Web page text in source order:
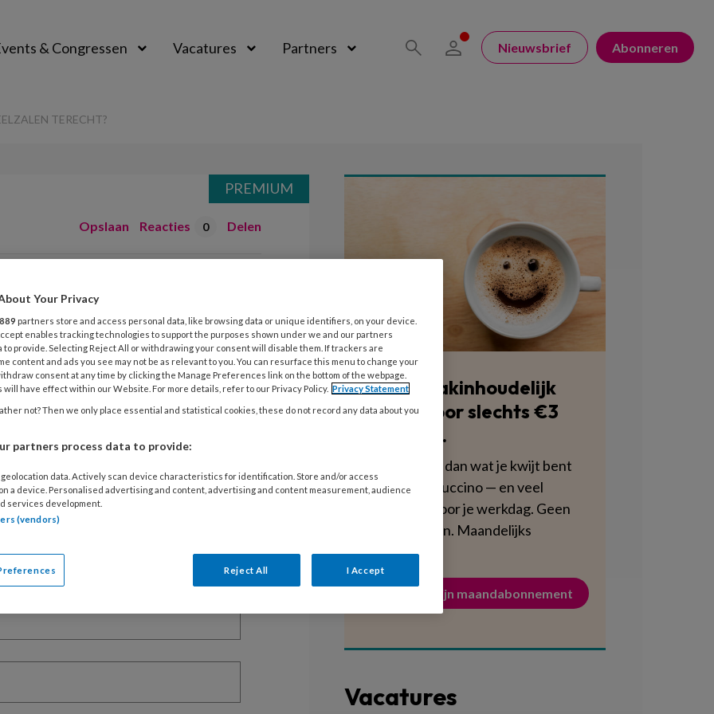
& Congressen Vacatures Partners Nieuwsbrief Abonneren
TERECHT?
Opslaan Reacties 0 Delen
lezen?
lees 2 artikelen gratis per maand
PREMIUM
Blijf vakinhoudelijk
scherp voor slechts €3
per week.
Dat is minder dan wat je kwijt bent
aan een cappuccino — en veel
voedzamer voor je werkdag. Geen
verplichtingen. Maandelijks
opzegbaar.
Activeer mijn maandabonnement
Vacatures
Your Privacy
889 partners store and access personal data, like browsing data or unique identifiers, on your device.
enables tracking technologies to support the purposes shown under we and our partners
to provide. Selecting Reject All or withdrawing your consent will disable them. If trackers are
content and ads you see may not be as relevant to you. You can resurface this menu to change your
consent at any time by clicking the Manage Preferences link on the bottom of the webpage.
will have effect within our Website. For more details, refer to our Privacy Policy. Privacy Statement
not? Then we only place essential and statistical cookies, these do not record any data about you
partners process data to provide:
data. Actively scan device characteristics for identification. Store and/or access
a device. Personalised advertising and content, advertising and content measurement, audience
services development.
(vendors)
Reject All I Accept